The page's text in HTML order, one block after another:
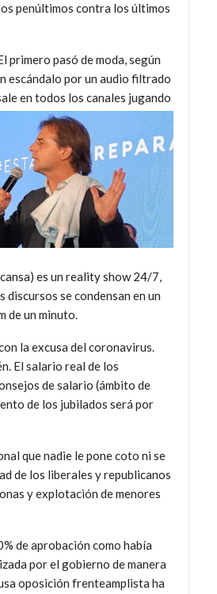
penúltimos contra los últimos
primero pasó de moda, según
escándalo por un audio filtrado
en todos los canales jugando
es un reality show 24/7,
se condensan en un
de un minuto.
la excusa del coronavirus.
El salario real de los
de salario (ámbito de
de los jubilados será por
que nadie le pone coto ni se
de los liberales y republicanos
y explotación de menores
de aprobación como había
por el gobierno de manera
oposición frenteamplista ha